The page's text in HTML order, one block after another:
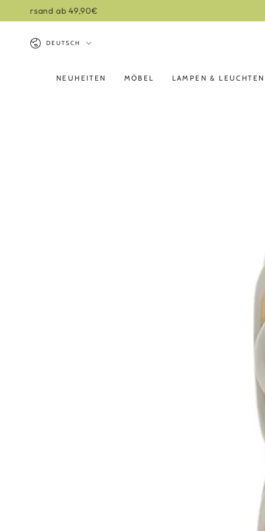
ZUM INHALT
SPRINGEN
Sprache
DEUTSCH
NEUHEITEN MÖBEL LAMPEN & LEUCHTEN